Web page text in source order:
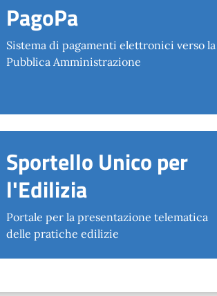
PagoPa
Sistema di pagamenti elettronici verso la
Pubblica Amministrazione
Sportello Unico per
l'Edilizia
Portale per la presentazione telematica
delle pratiche edilizie